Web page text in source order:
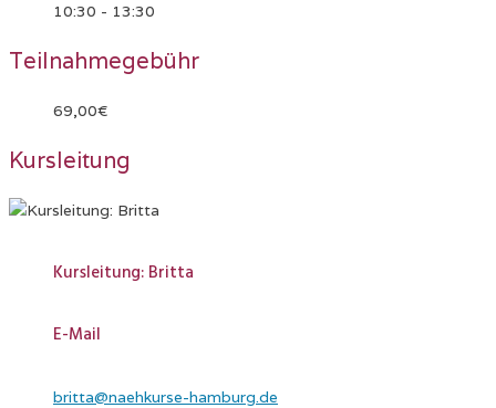
10:30 - 13:30
Teilnahmegebühr
69,00€
Kursleitung
Kursleitung: Britta
E-Mail
britta@naehkurse-hamburg.de